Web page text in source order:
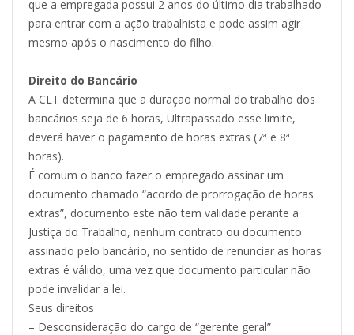
que a empregada possui 2 anos do último dia trabalhado
para entrar com a ação trabalhista e pode assim agir
mesmo após o nascimento do filho.
Direito do Bancário
A CLT determina que a duração normal do trabalho dos
bancários seja de 6 horas, Ultrapassado esse limite,
deverá haver o pagamento de horas extras (7ª e 8ª
horas).
É comum o banco fazer o empregado assinar um
documento chamado “acordo de prorrogação de horas
extras”, documento este não tem validade perante a
Justiça do Trabalho, nenhum contrato ou documento
assinado pelo bancário, no sentido de renunciar as horas
extras é válido, uma vez que documento particular não
pode invalidar a lei.
Seus direitos
– Desconsideração do cargo de “gerente geral”